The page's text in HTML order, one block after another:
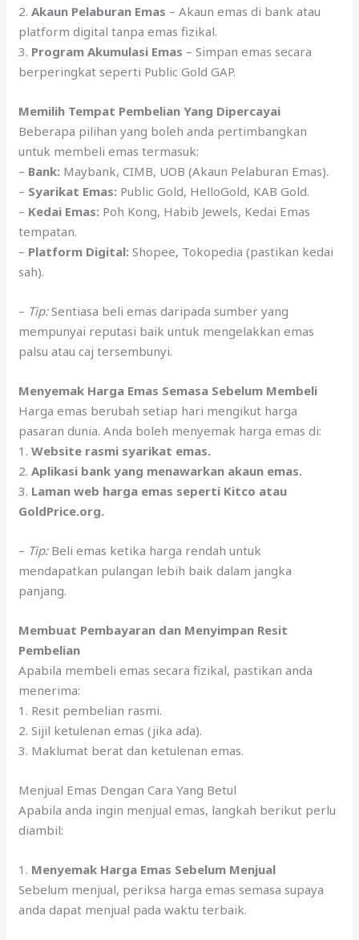
2.Akaun Pelaburan Emas – Akaun emas di bank atau
platform digital tanpa emas fizikal.
3. Program Akumulasi Emas – Simpan emas secara
berperingkat seperti Public Gold GAP.
Memilih Tempat Pembelian Yang Dipercayai
Beberapa pilihan yang boleh anda pertimbangkan
untuk membeli emas termasuk:
– Bank: Maybank, CIMB, UOB (Akaun Pelaburan Emas).
– Syarikat Emas: Public Gold, HelloGold, KAB Gold.
– Kedai Emas: Poh Kong, Habib Jewels, Kedai Emas
tempatan.
– Platform Digital: Shopee, Tokopedia (pastikan kedai
sah).
– Tip:Sentiasa beli emas daripada sumber yang
mempunyai reputasi baik untuk mengelakkan emas
palsu atau caj tersembunyi.
Menyemak Harga Emas Semasa Sebelum Membeli
Harga emas berubah setiap hari mengikut harga
pasaran dunia. Anda boleh menyemak harga emas di:
1.Website rasmi syarikat emas.
2.Aplikasi bank yang menawarkan akaun emas.
3. Laman web harga emas seperti Kitco atau
GoldPrice.org.
– Tip:Beli emas ketika harga rendah untuk
mendapatkan pulangan lebih baik dalam jangka
panjang.
Membuat Pembayaran dan Menyimpan Resit
Pembelian
Apabila membeli emas secara fizikal, pastikan anda
menerima:
1. Resit pembelian rasmi.
2. Sijil ketulenan emas (jika ada).
3. Maklumat berat dan ketulenan emas.
Menjual Emas Dengan Cara Yang Betul
Apabila anda ingin menjual emas, langkah berikut perlu
diambil:
1. Menyemak Harga Emas Sebelum Menjual
Sebelum menjual, periksa harga emas semasa supaya
anda dapat menjual pada waktu terbaik.